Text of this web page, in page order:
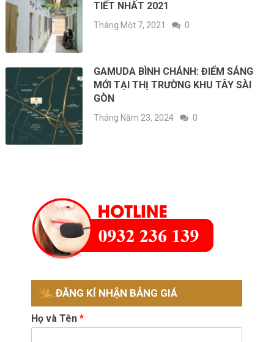
TIẾT NHẤT 2021
Tháng Một 7, 2021 0
GAMUDA BÌNH CHÁNH: ĐIỂM SÁNG
MỚI TẠI THỊ TRƯỜNG KHU TÂY SÀI
GÒN
Tháng Năm 23, 2024 0
ĐĂNG KÍ NHẬN BẢNG GIÁ
Họ và Tên*